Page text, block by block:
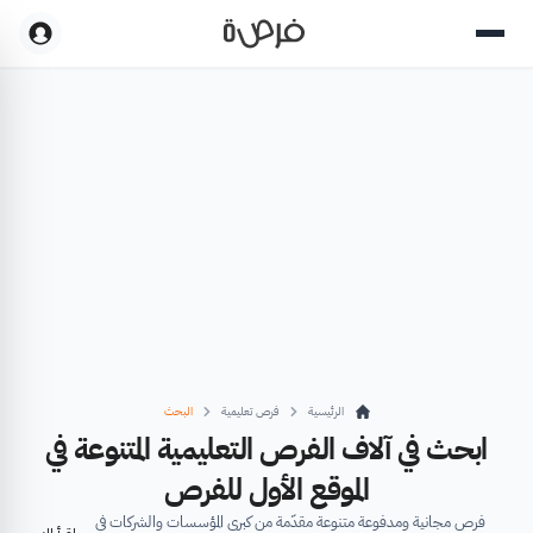
الرئيسية فرص تعليمية البحث
ابحث في آلاف الفرص التعليمية المتنوعة في
الموقع الأول للفرص
فرص مجانية ومدفوعة متنوعة مقدّمة من كبرى المؤسسات والشركات في